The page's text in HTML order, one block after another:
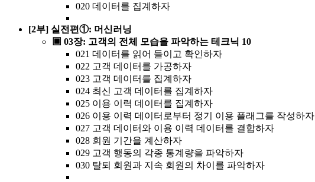
020 데이터를 집계하자
[2부] 실전편①: 머신러닝
▣ 03장: 고객의 전체 모습을 파악하는 테크닉 10
021 데이터를 읽어 들이고 확인하자
022 고객 데이터를 가공하자
023 고객 데이터를 집계하자
024 최신 고객 데이터를 집계하자
025 이용 이력 데이터를 집계하자
026 이용 이력 데이터로부터 정기 이용 플래그를 작성하자
027 고객 데이터와 이용 이력 데이터를 결합하자
028 회원 기간을 계산하자
029 고객 행동의 각종 통계량을 파악하자
030 탈퇴 회원과 지속 회원의 차이를 파악하자